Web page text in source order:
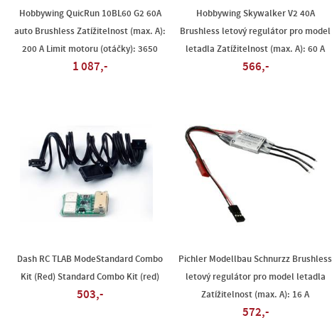
Hobbywing QuicRun 10BL60 G2 60A
auto Brushless Zatížitelnost (max. A):
200 A Limit motoru (otáčky): 3650
1 087,-
Hobbywing Skywalker V2 40A
Brushless letový regulátor pro model
letadla Zatížitelnost (max. A): 60 A
566,-
Dash RC TLAB ModeStandard Combo
Kit (Red) Standard Combo Kit (red)
503,-
Pichler Modellbau Schnurzz Brushless
letový regulátor pro model letadla
Zatížitelnost (max. A): 16 A
572,-